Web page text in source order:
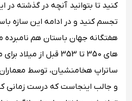
کنید تا بتوانید آنچه در گذشته در
تجسم کنید و در ادامه این سازه
هفتگانه جهان باستان هم
های 350 ‏تا 353 قبل از
ساتراپ هخامنشیان، توسط
و جالب اینجاست که درست زمانی